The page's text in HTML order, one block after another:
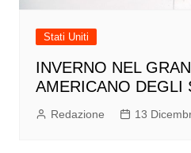
Stati Uniti
INVERNO NEL
AMERICANO DEGLI
Redazione 13